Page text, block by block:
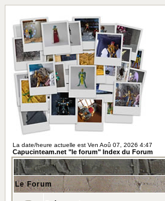
La date/heure actuelle est Ven Aoû 07, 2026 4:47
Capucinteam.net "le forum" Index du Forum
Le Forum